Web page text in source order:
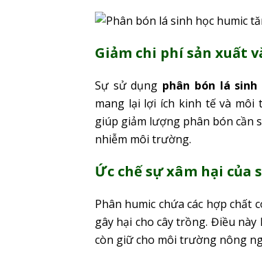
Giảm chi phí sản xuất
Sự sử dụng phân bón lá sinh
mang lại lợi ích kinh tế và môi
giúp giảm lượng phân bón cần
nhiễm môi trường.
Ức chế sự xâm hại của
Phân humic chứa các hợp chất
gây hại cho cây trồng. Điều
còn giữ cho môi trường nông